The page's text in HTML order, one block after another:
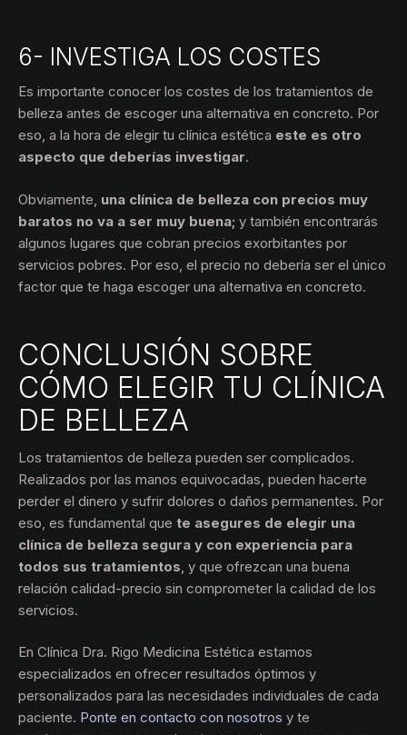
6- INVESTIGA LOS COSTES
Es importante conocer los costes de los tratamientos de
belleza antes de escoger una alternativa en concreto. Por
eso, a la hora de elegir tu clínica estética este es otro
aspecto que deberías investigar.
Obviamente, una clínica de belleza con precios muy
baratos no va a ser muy buena; y también encontrarás
algunos lugares que cobran precios exorbitantes por
servicios pobres. Por eso, el precio no debería ser el único
factor que te haga escoger una alternativa en concreto.
CONCLUSIÓN SOBRE
CÓMO ELEGIR TU CLÍNICA
DE BELLEZA
Los tratamientos de belleza pueden ser complicados.
Realizados por las manos equivocadas, pueden hacerte
perder el dinero y sufrir dolores o daños permanentes. Por
eso, es fundamental que te asegures de elegir una
clínica de belleza segura y con experiencia para
todos sus tratamientos , y que ofrezcan una buena
relación calidad-precio sin comprometer la calidad de los
servicios.
En Clínica Dra. Rigo Medicina Estética estamos
especializados en ofrecer resultados óptimos y
personalizados para las necesidades individuales de cada
paciente. Ponte en contacto con nosotros y te